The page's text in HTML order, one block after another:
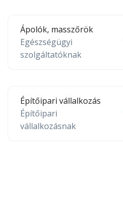
Ápolók, masszőrök
Egészségügyi
szolgáltatóknak
Építőipari vállalkozás
Építőipari
vállalkozásnak